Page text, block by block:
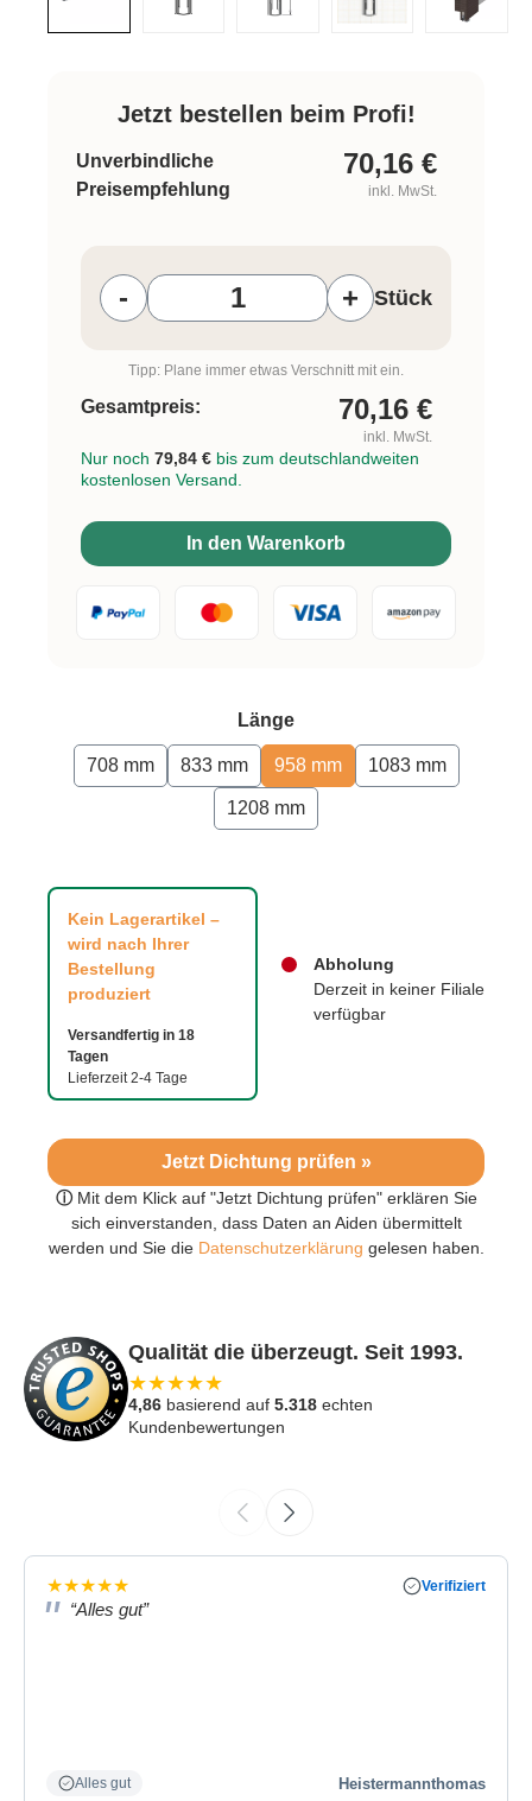
Jetzt Dichtung prüfen »
ⓘ Mit dem Klick auf "Jetzt Dichtung prüfen" erklären Sie
sich einverstanden, dass Daten an Aiden übermittelt
werden und Sie dieDatenschutzerklärung gelesen haben.
Kein Lagerartikel –
wird nach Ihrer
Bestellung
produziert
Versandfertig in 18
Tagen
Lieferzeit 2-4 Tage
Abholung
Derzeit in keiner Filiale
verfügbar
Längeauswählen
708 mm 833 mm 958 mm 1083 mm
1208 mm
Jetzt bestellen beim Profi!
Unverbindliche
Preisempfehlung
70,16 €
inkl. MwSt.
- + Stück
Tipp: Plane immer etwas Verschnitt mit ein.
Gesamtpreis: 70,16 €
inkl. MwSt.
Nur noch 79,84 € bis zum deutschlandweiten
kostenlosen Versand.
In den Warenkorb
Qualität die überzeugt. Seit 1993.
★★★★★
4,86 basierend auf 5.318 echten
Kundenbewertungen
★★★★★ Verifiziert
“Alles gut”
Alles gut Heistermannthomas